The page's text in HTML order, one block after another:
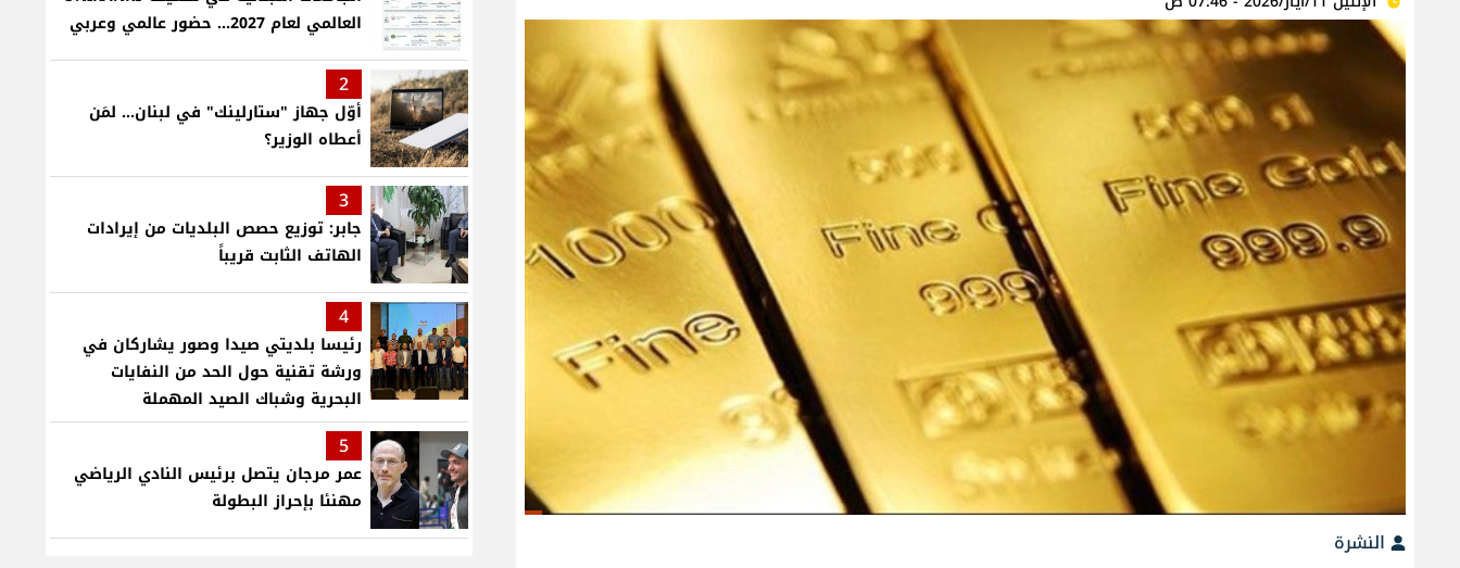
النشرة
العالمي لعام 2027... حضور عالمي وعربي
2
أوّل جهاز "ستارلينك" في لبنان... لمَن
أعطاه الوزير؟
3
جابر: توزيع حصص البلديات من إيرادات
الهاتف الثابت قريباً
4
رئيسا بلديتي صيدا وصور يشاركان في
ورشة تقنية حول الحد من النفايات
البحرية وشباك الصيد المهملة
5
عمر مرجان يتصل برئيس النادي الرياضي
مهنئا بإحراز البطولة